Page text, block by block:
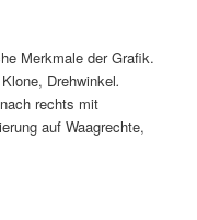
Merkmale der Grafik.
Drehwinkel.
rechts mit
auf Waagrechte,